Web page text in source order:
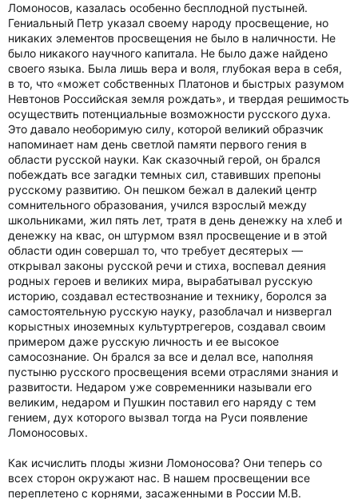
Ломоносов, казалась особенно бесплодной пустыней.
Гениальный Петр указал своему народу просвещение, но
никаких элементов просвещения не было в наличности. Не
было никакого научного капитала. Не было даже найдено
своего языка. Была лишь вера и воля, глубокая вера в себя,
в то, что «может собственных Платонов и быстрых разумом
Невтонов Российская земля рождать», и твердая решимость
осуществить потенциальные возможности русского духа.
Это давало необоримую силу, которой великий образчик
напоминает нам день светлой памяти первого гения в
области русской науки. Как сказочный герой, он брался
побеждать все загадки темных сил, ставивших препоны
русскому развитию. Он пешком бежал в далекий центр
сомнительного образования, учился взрослый между
школьниками, жил пять лет, тратя в день денежку на хлеб и
денежку на квас, он штурмом взял просвещение и в этой
области один совершал то, что требует десятерых —
открывал законы русской речи и стиха, воспевал деяния
родных героев и великих мира, вырабатывал русскую
историю, создавал естествознание и технику, боролся за
самостоятельную русскую науку, разоблачал и низвергал
корыстных иноземных культуртрегеров, создавал своим
примером даже русскую личность и ее высокое
самосознание. Он брался за все и делал все, наполняя
пустыню русского просвещения всеми отраслями знания и
развитости. Недаром уже современники называли его
великим, недаром и Пушкин поставил его наряду с тем
гением, дух которого вызвал тогда на Руси появление
Ломоносовых.
Как исчислить плоды жизни Ломоносова? Они теперь со
всех сторон окружают нас. В нашем просвещении все
переплетено с корнями, засаженными в России М.В.